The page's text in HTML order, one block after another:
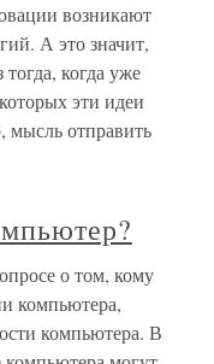
возникают
А это значит,
когда уже
эти идеи
мысль отправить
о том, кому
компьютера,
компьютера. В